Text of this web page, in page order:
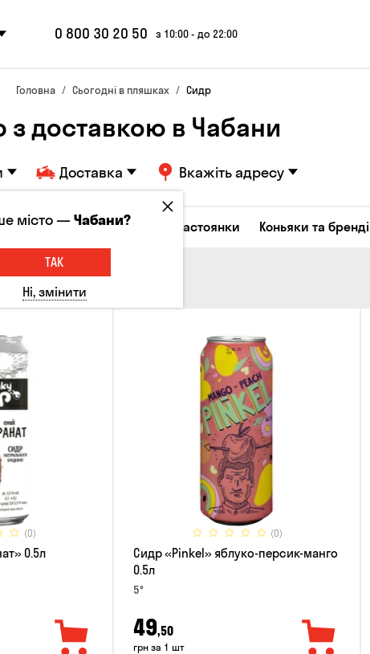
0 800 30 20 50 з 10:00 - до 22:00
Головна Сьогодні в пляшках Сидр
з доставкою в Чабани
Доставка Вкажіть адресу
Соджу Лікери та настоянки Коньяки та бренді
(0)
0.5л
(0)
Сидр «Pinkel» яблуко-персик-манго
0.5л
5°
49,50
грн за 1 шт
місто —Чабани?
ТАК
Ні, змінити